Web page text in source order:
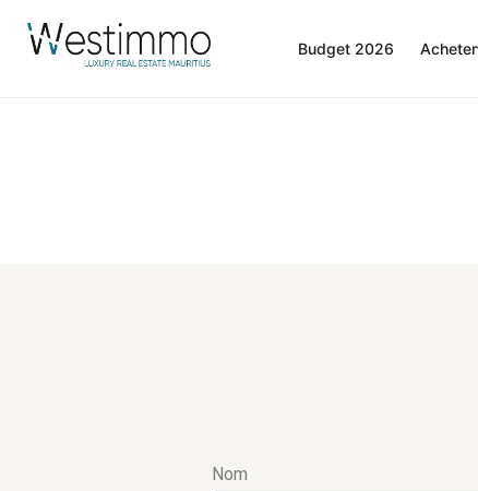
Budget 2026 Acheter
Nom